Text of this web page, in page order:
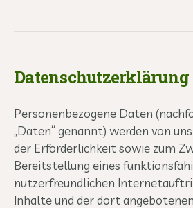
Datenschutzerklärung
Personenbezogene Daten
„Daten“ genannt) werden von
der Erforderlichkeit sowie zum
Bereitstellung eines
nutzerfreundlichen
Inhalte und der dort